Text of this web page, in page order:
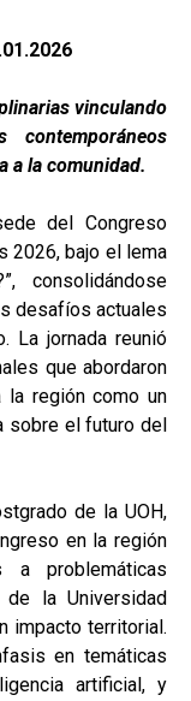
vinculando
a la comunidad.
del Congreso
2026, bajo el lema
consolidándose
desafíos actuales
La jornada reunió
que abordaron
la región como un
sobre el futuro del
de la UOH,
en la región
a problemáticas
la Universidad
impacto territorial.
en temáticas
artificial, y